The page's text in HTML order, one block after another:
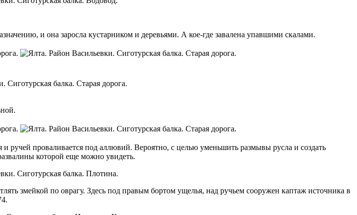
и она заросла кустарником и деревьями. А кое-где завалена упавшими скалами.
и ручей проваливается под аллювий. Вероятно, с целью уменьшить размывы русла и создать
которой еще можно увидеть.
змейкой по оврагу. Здесь под правым бортом ущелья, над ручьем сооружен каптаж источника в